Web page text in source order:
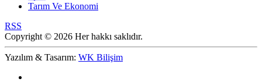
Tarım Ve Ekonomi
RSS
Copyright © 2026 Her hakkı saklıdır.
Yazılım & Tasarım: WK Bilişim